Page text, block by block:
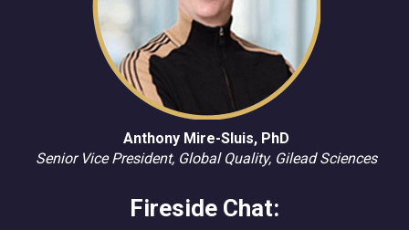
Anthony Mire-Sluis, PhD
Senior Vice President, Global Quality, Gilead Sciences
Fireside Chat: